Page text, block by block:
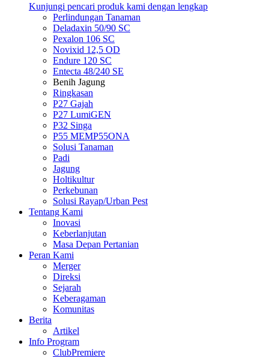
Kunjungi pencari produk kami dengan lengkap
Perlindungan Tanaman
Deladaxin 50/90 SC
Pexalon 106 SC
Novixid 12,5 OD
Endure 120 SC
Entecta 48/240 SE
Benih Jagung
Ringkasan
P27 Gajah
P27 LumiGEN
P32 Singa
P55 MEMP55ONA
Solusi Tanaman
Padi
Jagung
Holtikultur
Perkebunan
Solusi Rayap/Urban Pest
Tentang Kami
Inovasi
Keberlanjutan
Masa Depan Pertanian
Peran Kami
Merger
Direksi
Sejarah
Keberagaman
Komunitas
Berita
Artikel
Info Program
ClubPremiere